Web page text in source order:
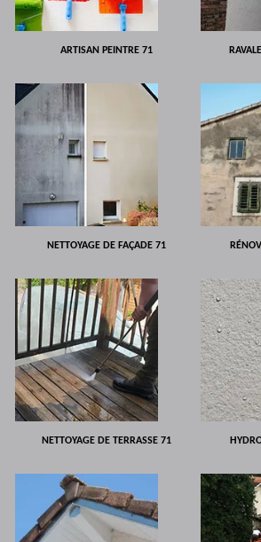
ARTISAN PEINTRE 71
NETTOYAGE DE FAÇADE 71
NETTOYAGE DE TERRASSE 71